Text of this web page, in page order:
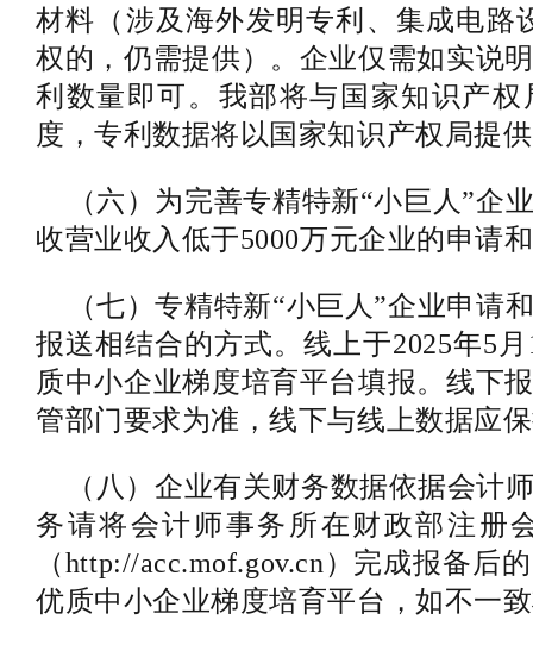
材料（涉及海外发明专利、集成电路
权的，仍需提供）。企业仅需如实说
利数量即可。我部将与国家知识产
度，专利数据将以国家知识产权局提
（六）为完善专精特新“小巨人”企
收营业收入低于5000万元企业的申请
（七）专精特新“小巨人”企业申请
报送相结合的方式。线上于2025年5
质中小企业梯度培育平台填报。线下
管部门要求为准，线下与线上数据应
（八）企业有关财务数据依据会计
务请将会计师事务所在财政部注册
（http://acc.mof.gov.cn）完成报备后
优质中小企业梯度培育平台，如不一